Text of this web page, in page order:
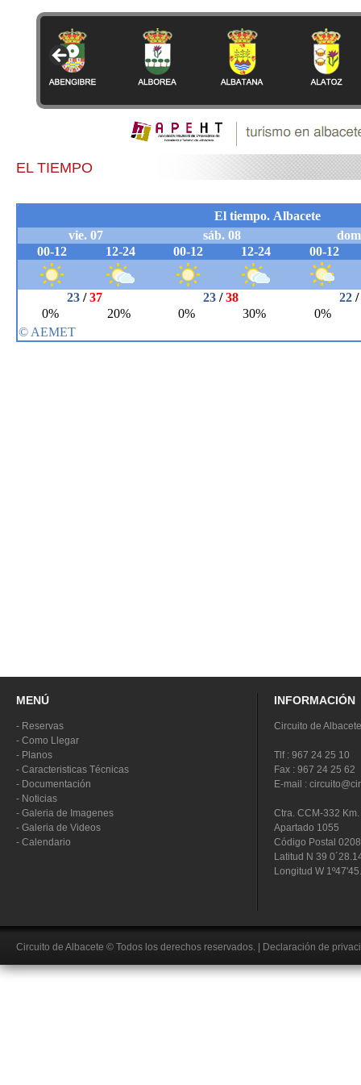
EL TIEMPO
MENÚ
- Reservas
- Como Llegar
- Planos
- Caracteristicas Técnicas
- Documentación
- Noticias
- Galeria de Imagenes
- Galeria de Videos
- Calendario
INFORMACIÓN
Circuito de Albacete
Tlf : 967 24 25 10
Fax : 967 24 25 62
E-mail :
Ctra. CCM-332
Apartado 1055
Código Postal
Latitud N 39
Longitud W
Circuito de Albacete © Todos los derechos reservados. Declaración de